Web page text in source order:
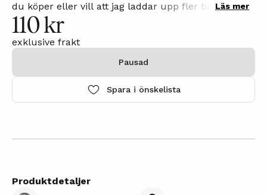
du köper eller vill att jag laddar upp fler bilder,
kommentera gärna annonsen så svarar jag på din
kommentar så snart som möjligt.
Läs mer
110 kr
exklusive frakt
Pausad
Spara i önskelista
Produktdetaljer